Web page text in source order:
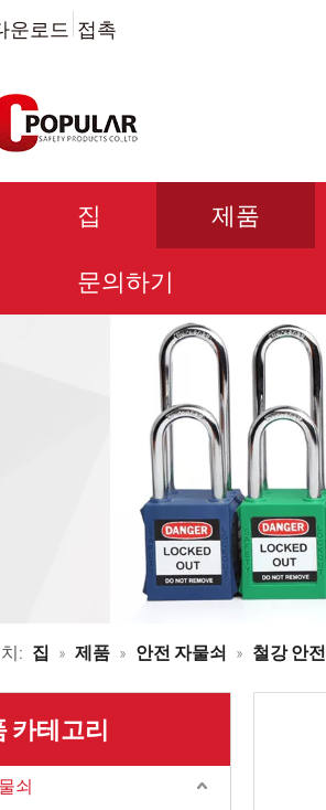
운로드 접촉
집 제품
문의하기
: 집 » 제품 » 안전 자물쇠 » 철강 안
카테고리
쇠